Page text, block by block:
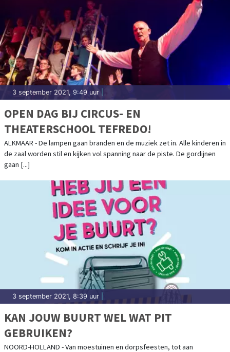
3 september 2021, 9:49 uur
OPEN DAG BIJ CIRCUS- EN
THEATERSCHOOL TEFREDO!
ALKMAAR - De lampen gaan branden en de muziek zet in. Alle kinderen in
de zaal worden stil en kijken vol spanning naar de piste. De gordijnen
gaan [...]
3 september 2021, 8:39 uur
KAN JOUW BUURT WEL WAT PIT
GEBRUIKEN?
NOORD-HOLLAND - Van moestuinen en dorpsfeesten, tot aan